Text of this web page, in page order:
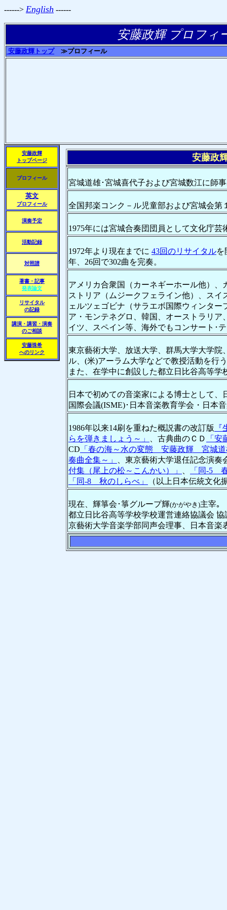
------> English ------
安藤政輝 プロフィ
安藤政輝トップ≫プロフィール
安藤政輝 安藤政
宮城道雄･宮城喜代子および宮城数江に師
全国邦楽コンク－ル児童部および宮城会第
1975年には宮城合奏団団員として文化庁芸
1972年より現在までに 43回のリサイタルを
年、26回で302曲を完奏。
アメリカ合衆国（カーネギーホール他）
ストリア（ムジークフェライン他）、ス
ェルツェゴビナ（サラエボ国際ウィンタ
ア・モンテネグロ、韓国、オーストラリア
イツ、スペイン等、海外でもコンサート･
東京藝術大学、放送大学、群馬大学大学
ル、(米)アーラム大学などで教授活動を行
また、在学中に創設した都立日比谷高等
日本で初めての音楽家による博士として
国際会議(ISME)･日本音楽教育学会・日本
1986年以来14刷を重ねた概説書の改訂版
らを弾きましょう～」
、古典曲のＣＤ
「
CD 「春の海～水の変態 安藤政輝 宮城道
奏曲全集～」
、東京藝術大学退任記念演奏
付集（尾上の松～こんかい）」
「同-5
「同-8 秋のしらべ」
（以上日本伝統文化
現在、輝箏会･箏グループ輝(かがやき)主宰｡
都立日比谷高等学校学校運営連絡協議会
京藝術大学音楽学部同声会理事、日本音楽
トップページ
プロフィール
英文
プロフィール
演奏予定
活動記録
対照譜
著書・記事
発表論文
リサイタル
の記録
講演・講習・演奏
のご相談
安藤珠希
へのリンク